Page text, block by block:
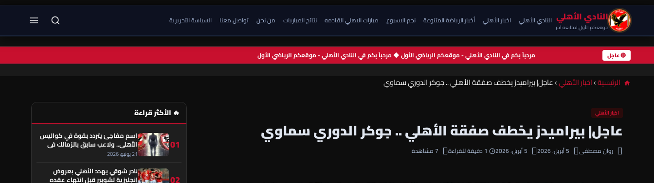
النادي الأهلي
موقعكم الأول لمتابعة آخر
النادي الأهلي اخبار الأهلي أخبار الرياضة المتنوعة نجم الاسبوع مبارات الاهلي القادمه نتائج المباريات من نحن تواصل معنا السياسة التحريرية
🔴 عاجل مرحباً بكم في النادي الأهلي - موقعكم الرياضي الأول ◆ مرحباً بكم في النادي الأهلي - موقعكم الرياضي الأول
الرئيسية›اخبار الأهلي›عاجل| بيراميدز يخطف صفقة الأهلي .. جوكر الدوري سماوي
اخبار الأهلي
عاجل| بيراميدز يخطف صفقة الأهلي .. جوكر الدوري سماوي
روان مصطفى 5 أبريل، 2026 5 أبريل، 2026 1 دقيقة للقراءة 7 مشاهدة
🔥 الأكثر قراءة
01
اسم مفاجئ يتردد بقوة في كواليس
الأهلي.. ولاعب سابق بالزمالك في
قلب الحكاية!
21 يونيو، 2026
نادر شوقي يهدد الأهلي بعروض
إنجليزية لشوبير قبل انتهاء عقده